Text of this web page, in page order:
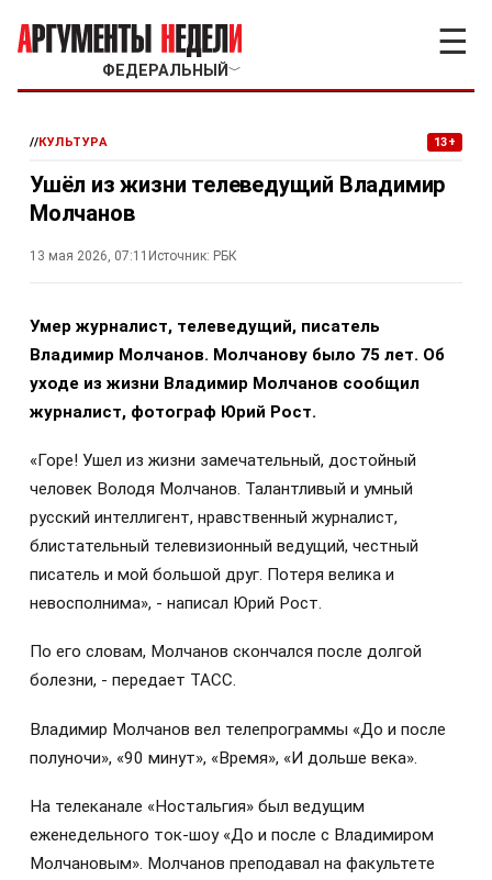
ФЕДЕРАЛЬНЫЙ ﹀
☰
//КУЛЬТУРА 13+
Ушёл из жизни телеведущий Владимир
Молчанов
13 мая 2026, 07:11 Источник: РБК
Умер журналист, телеведущий, писатель
Владимир Молчанов. Молчанову было 75 лет. Об
уходе из жизни Владимир Молчанов сообщил
журналист, фотограф Юрий Рост.
«Горе! Ушел из жизни замечательный, достойный
человек Володя Молчанов. Талантливый и умный
русский интеллигент, нравственный журналист,
блистательный телевизионный ведущий, честный
писатель и мой большой друг. Потеря велика и
невосполнима», - написал Юрий Рост.
По его словам, Молчанов скончался после долгой
болезни, - передает ТАСС.
Владимир Молчанов вел телепрограммы «До и после
полуночи», «90 минут», «Время», «И дольше века».
На телеканале «Ностальгия» был ведущим
еженедельного ток-шоу «До и после с Владимиром
Молчановым». Молчанов преподавал на факультете